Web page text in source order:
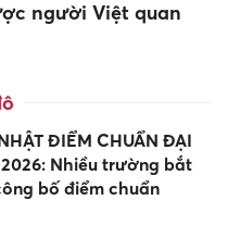
người Việt quan
ĐIỂM CHUẨN ĐẠI
Nhiều trường bắt
bố điểm chuẩn